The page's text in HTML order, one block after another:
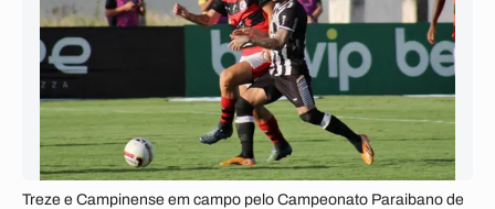
Treze e Campinense em campo pelo Campeonato Paraibano de